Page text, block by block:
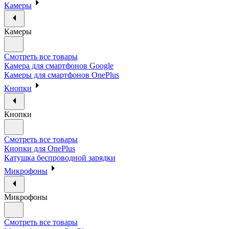
Камеры
Камеры
Смотреть все товары
Камера для смартфонов Google
Камеры для смартфонов OnePlus
Кнопки
Кнопки
Смотреть все товары
Кнопки для OnePlus
Катушка беспроводной зарядки
Микрофоны
Микрофоны
Смотреть все товары